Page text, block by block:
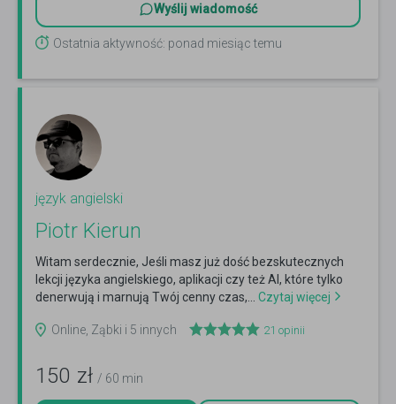
Wyślij wiadomość
Ostatnia aktywność: ponad miesiąc temu
język angielski
Piotr Kierun
Witam serdecznie, Jeśli masz już dość bezskutecznych
lekcji języka angielskiego, aplikacji czy też AI, które tylko
denerwują i marnują Twój cenny czas,...
Czytaj więcej
Online, Ząbki i 5 innych 21 opinii
150 zł / 60 min